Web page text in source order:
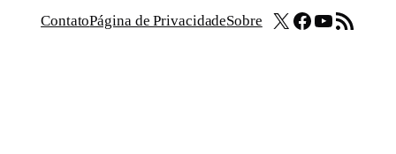
ContatoPágina de PrivacidadeSobre X Facebook
Youtube
Feed RSS